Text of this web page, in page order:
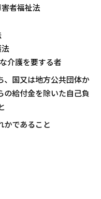
者福祉法
護を要する者
、国又は地方公共団体か
の給付金を除いた自己負
かであること